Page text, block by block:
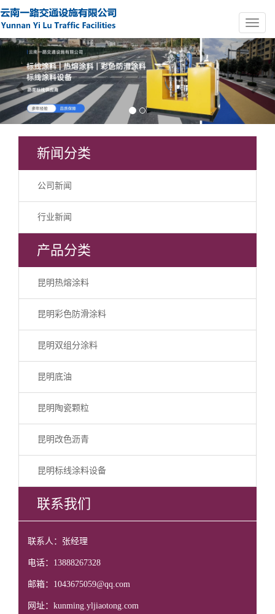
Previous
新闻分类
公司新闻
行业新闻
产品分类
昆明热熔涂料
昆明彩色防滑涂料
昆明双组分涂料
昆明底油
昆明陶瓷颗粒
昆明改色沥青
昆明标线涂料设备
联系我们
联系人：张经理
电话：13888267328
邮箱：1043675059@qq.com
网址：kunming.yljiaotong.com